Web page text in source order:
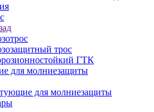
трос
ГТК
для молниезащиты
для молниезащиты